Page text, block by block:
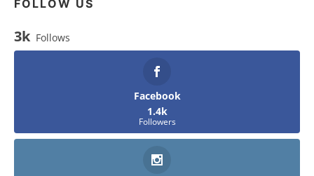
FOLLOW US
3k Follows
Facebook
1.4k
Followers